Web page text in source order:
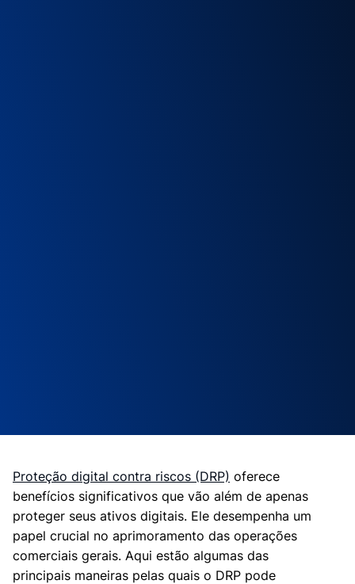
Proteção digital contra riscos (DRP) oferece
benefícios significativos que vão além de apenas
proteger seus ativos digitais. Ele desempenha um
papel crucial no aprimoramento das operações
comerciais gerais. Aqui estão algumas das
principais maneiras pelas quais o DRP pode